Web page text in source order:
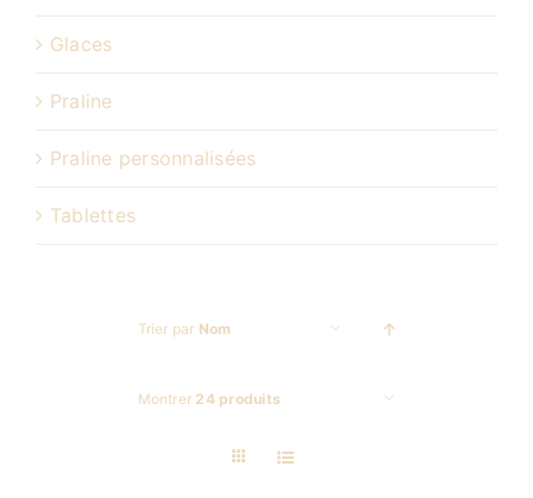
Glaces
Praline
Praline personnalisées
Tablettes
Trier par Nom
Montrer 24 produits